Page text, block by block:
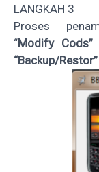
LANGKAH 3
Proses
“Modify Cods”
“Backup/Restor”